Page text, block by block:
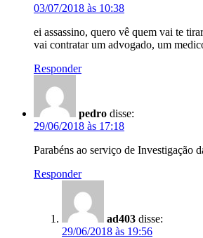
03/07/2018 às 10:38
ei assassino, quero vê quem vai te
vai contratar um advogado, um
Responder
pedro disse:
29/06/2018 às 17:18
Parabéns ao serviço de Investigação
Responder
ad403 disse:
29/06/2018 às 19:56